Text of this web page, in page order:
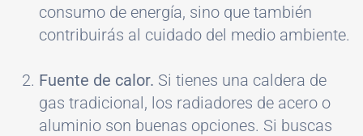
consumo de energía, sino que también
contribuirás al cuidado del medio ambiente.
Fuente de calor. Si tienes una caldera de
gas tradicional, los radiadores de acero o
aluminio son buenas opciones. Si buscas